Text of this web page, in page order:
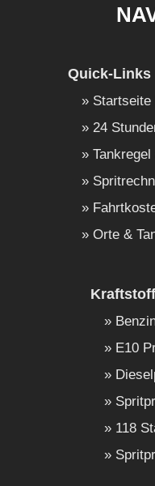
Quick-Links
Startseite
24
Orte &
E10
118